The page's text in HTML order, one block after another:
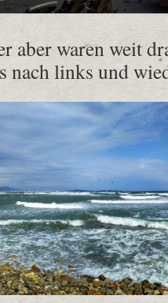
aber waren weit
nach links und